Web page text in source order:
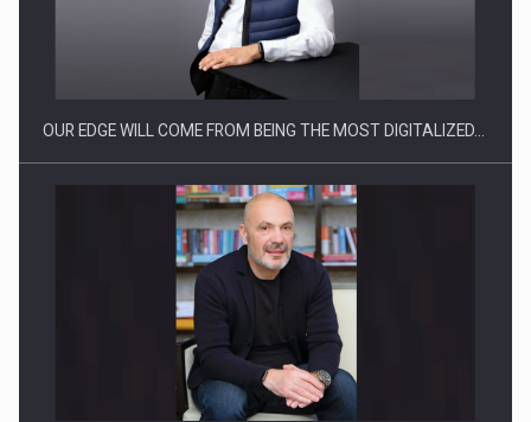
CEO Conference - Shaping The Future - Technology and…
Webinar - Business Evolution-RETHINK STRATEGY-Finantare
Investitii Digitalizare
OUR EDGE WILL COME FROM BEING THE MOST DIGITALIZED…